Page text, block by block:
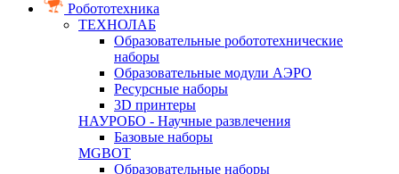
Робототехника
ТЕХНОЛАБ
Образовательные робототехнические
наборы
Образовательные модули АЭРО
Ресурсные наборы
3D принтеры
НАУРОБО - Научные развлечения
Базовые наборы
MGBOT
Образовательные наборы